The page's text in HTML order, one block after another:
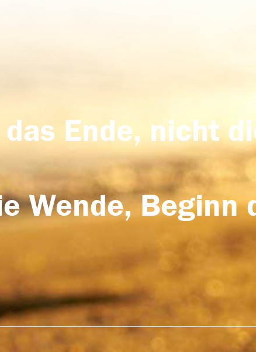
Ende, nicht
Wende, Beginn